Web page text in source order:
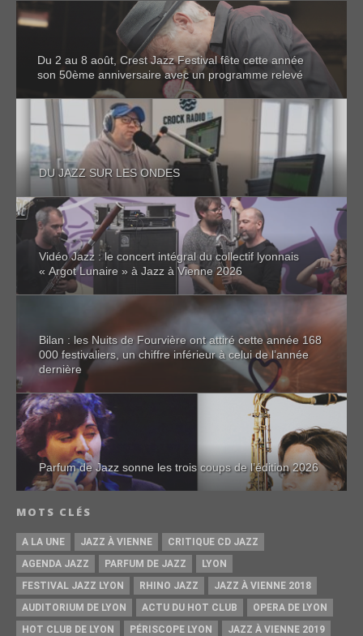
Du 2 au 8 août, Crest Jazz Festival fête cette année
son 50ème anniversaire avec un programme relevé
DU JAZZ SUR LES ONDES
Vidéo Jazz : le concert intégral du collectif lyonnais
« Argot Lunaire » à Jazz à Vienne 2026
Bilan : les Nuits de Fourvière ont attiré cette année 168
000 festivaliers, un chiffre inférieur à celui de l’année
dernière
Parfum de Jazz sonne les trois coups de l’édition 2026
MOTS CLÉS
A LA UNE JAZZ À VIENNE
CRITIQUE CD JAZZ
AGENDA JAZZ
PARFUM DE JAZZ
LYON
FESTIVAL JAZZ LYON
RHINO JAZZ
JAZZ À VIENNE 2018
AUDITORIUM DE LYON
ACTU DU HOT CLUB
OPERA DE LYON
HOT CLUB DE LYON
PÉRISCOPE LYON
JAZZ À VIENNE 2019